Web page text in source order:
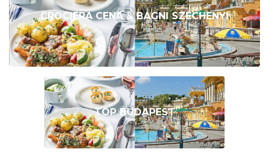
CROCIERA CENA & BAGNI SZÉCHENYI
TOP BUDAPEST